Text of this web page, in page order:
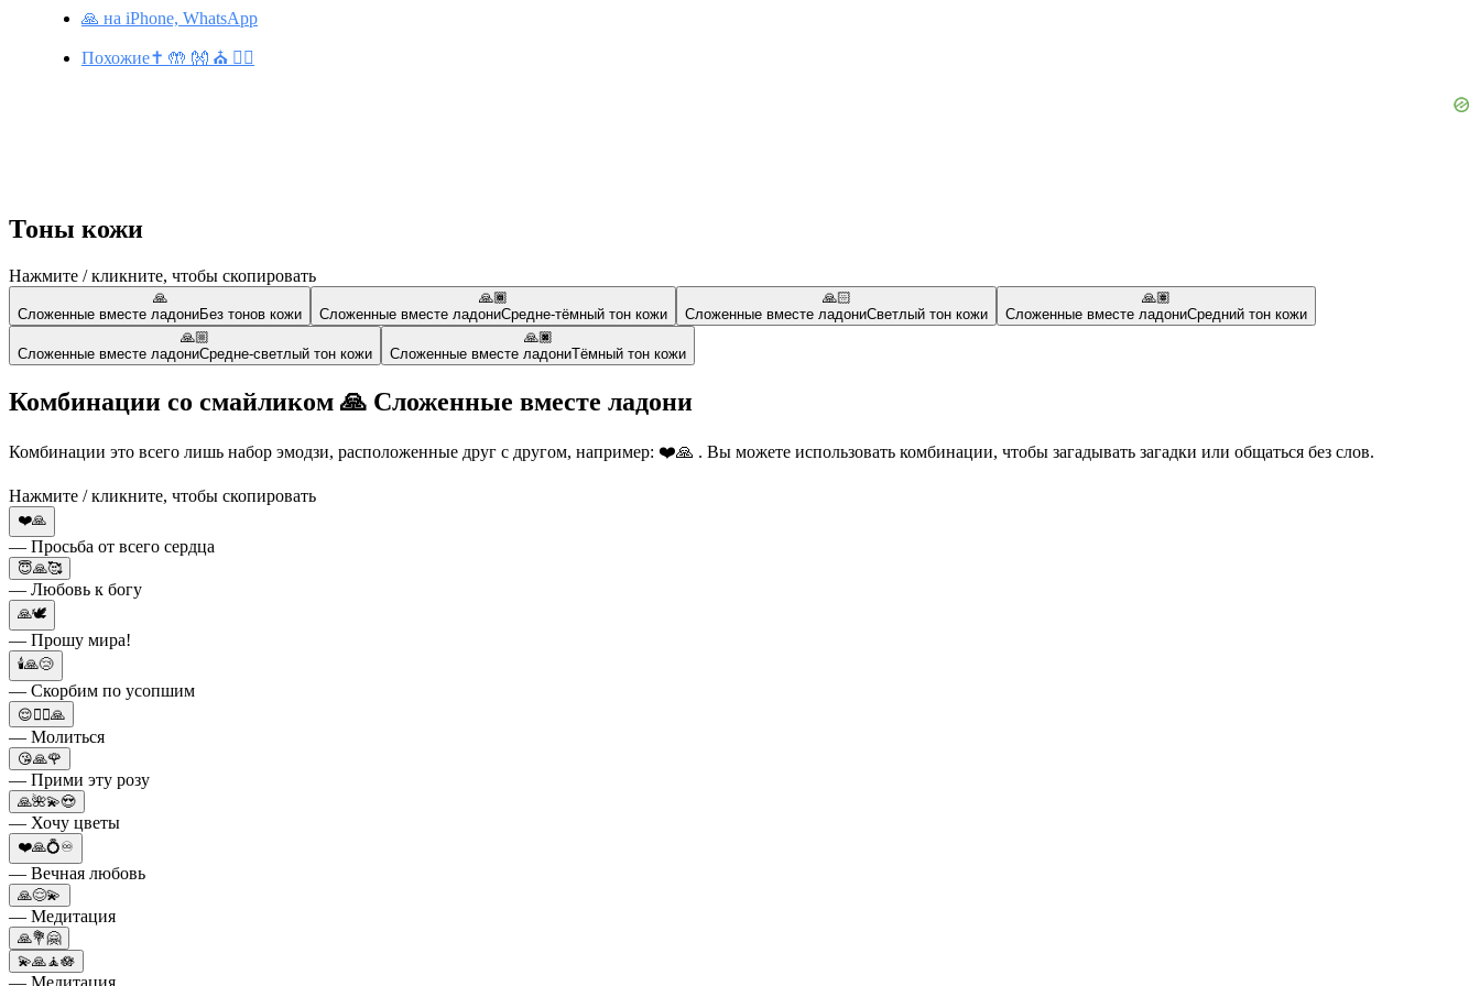
🙏 на iPhone, WhatsApp
Похожие✝️ 🤲 👐 ⛪ 💁‍♂️
Тоны кожи
Нажмите / кликните, чтобы скопировать
🙏
Сложенные вместе ладониБез тонов кожи
🙏🏾
Сложенные вместе ладониСредне-тёмный тон кожи
🙏🏻
Сложенные вместе ладониСветлый тон кожи
🙏🏽
Сложенные вместе ладониСредний тон кожи
🙏🏼
Сложенные вместе ладониСредне-светлый тон кожи
🙏🏿
Сложенные вместе ладониТёмный тон кожи
Комбинации со смайликом 🙏 Сложенные вместе ладони
Комбинации это всего лишь набор эмодзи, расположенные друг с другом, например: ❤️🙏 . Вы можете использовать комбинации, чтобы загадывать загадки или общаться без слов.
Нажмите / кликните, чтобы скопировать
❤️🙏
— Просьба от всего сердца
😇🙏🥰
— Любовь к богу
🙏🕊️
— Прошу мира!
🕯️🙏😢
— Скорбим по усопшим
😌🙇‍♀️🙏
— Молиться
😘🙏🌹
— Прими эту розу
🙏🌺💫😍
— Хочу цветы
❤️🙏💍♾️
— Вечная любовь
🙏😌💫
— Медитация
🙏💐🤗
💫🙏🧘🪷